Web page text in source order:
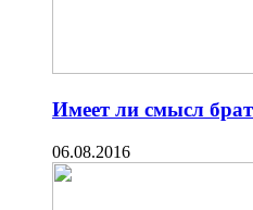
Имеет ли смысл
06.08.2016